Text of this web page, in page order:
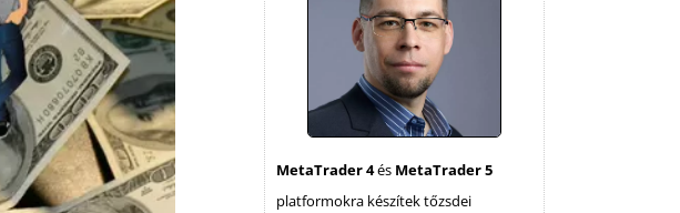
MetaTrader 4és MetaTrader 5
platformokra készítek tőzsdei